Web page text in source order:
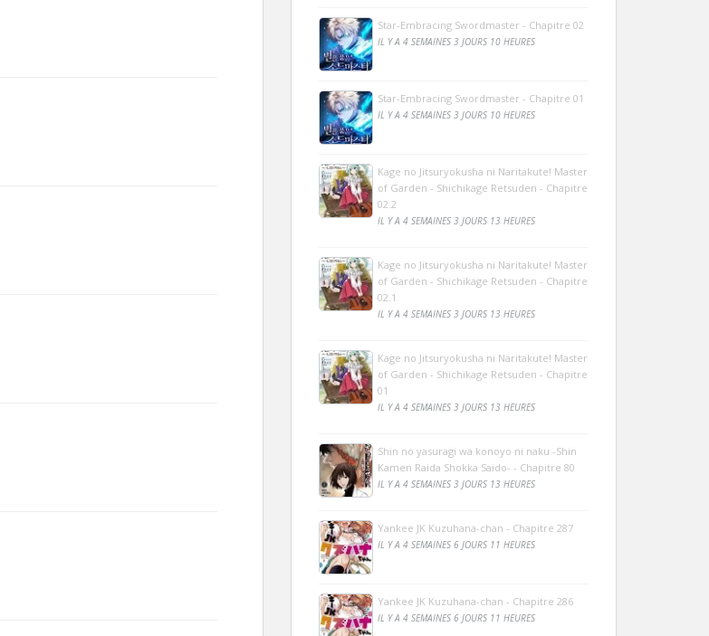
Star-Embracing Swordmaster - Chapitre 02
IL Y A 4 SEMAINES 3 JOURS 10 HEURES
Star-Embracing Swordmaster - Chapitre 01
IL Y A 4 SEMAINES 3 JOURS 10 HEURES
Kage no Jitsuryokusha ni Naritakute! Master
of Garden - Shichikage Retsuden - Chapitre
02.2
IL Y A 4 SEMAINES 3 JOURS 13 HEURES
Kage no Jitsuryokusha ni Naritakute! Master
of Garden - Shichikage Retsuden - Chapitre
02.1
IL Y A 4 SEMAINES 3 JOURS 13 HEURES
Kage no Jitsuryokusha ni Naritakute! Master
of Garden - Shichikage Retsuden - Chapitre
01
IL Y A 4 SEMAINES 3 JOURS 13 HEURES
Shin no yasuragi wa konoyo ni naku -Shin
Kamen Raida Shokka Saido- - Chapitre 80
IL Y A 4 SEMAINES 3 JOURS 13 HEURES
Yankee JK Kuzuhana-chan - Chapitre 287
IL Y A 4 SEMAINES 6 JOURS 11 HEURES
Yankee JK Kuzuhana-chan - Chapitre 286
IL Y A 4 SEMAINES 6 JOURS 11 HEURES